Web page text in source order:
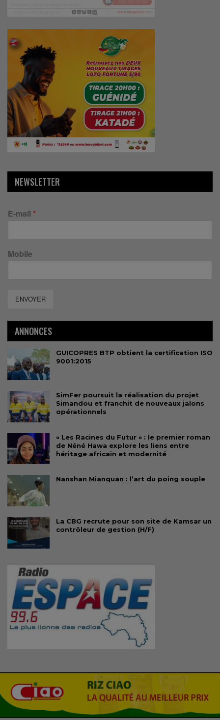
NEWSLETTER
E-mail *
Mobile
ENVOYER
ANNONCES
GUICOPRES BTP obtient la certification ISO
9001:2015
SimFer poursuit la réalisation du projet
Simandou et franchit de nouveaux jalons
opérationnels
« Les Racines du Futur » : le premier roman
de Néné Hawa explore les liens entre
héritage africain et modernité
Nanshan Mianquan : l’art du poing souple
La CBG recrute pour son site de Kamsar un
contrôleur de gestion (H/F)